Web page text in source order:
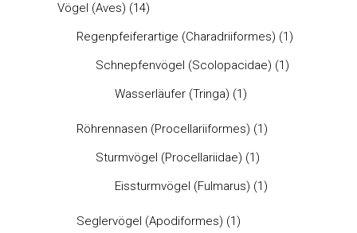
Vögel (Aves) (14)
Regenpfeiferartige (Charadriiformes) (1)
Schnepfenvögel (Scolopacidae) (1)
Wasserläufer (Tringa) (1)
Röhrennasen (Procellariiformes) (1)
Sturmvögel (Procellariidae) (1)
Eissturmvögel (Fulmarus) (1)
Seglervögel (Apodiformes) (1)